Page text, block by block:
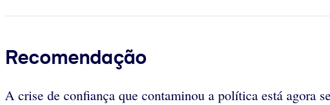
Recomendação
A crise de confiança que contaminou a política está agora